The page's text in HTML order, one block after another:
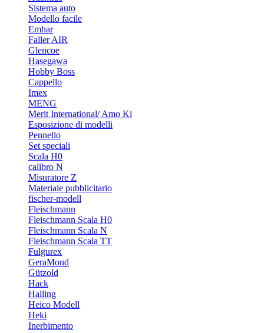
Sistema auto
Modello facile
Emhar
Faller AIR
Glencoe
Hasegawa
Hobby Boss
Cappello
Imex
MENG
Merit International/ Amo Ki
Esposizione di modelli
Pennello
Set speciali
Scala H0
calibro N
Misuratore Z
Materiale pubblicitario
fischer-modell
Fleischmann
Fleischmann Scala H0
Fleischmann Scala N
Fleischmann Scala TT
Fulgurex
GeraMond
Gützold
Hack
Halling
Heico Modell
Heki
Inerbimento